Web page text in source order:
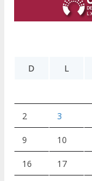
D
L
2 3
9 10
16 17